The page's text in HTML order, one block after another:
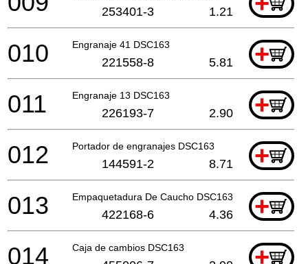
253401-3 1.21
Engranaje 41 DSC163 +
010 221558-8 5.81
Engranaje 13 DSC163 +
011 226193-7 2.90
Portador de engranajes DSC163 +
012 144591-2 8.71
Empaquetadura De Caucho DSC163 +
013 422168-6 4.36
Caja de cambios DSC163 +
014